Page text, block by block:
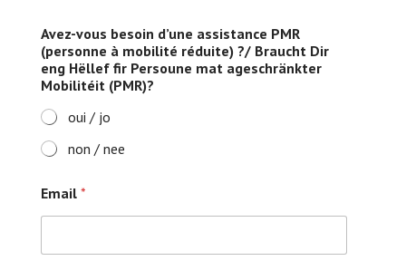
Avez-vous besoin d’une assistance PMR
(personne à mobilité réduite) ?/ Braucht Dir
eng Hëllef fir Persoune mat ageschränkter
Mobilitéit (PMR)?
oui / jo
non / nee
Email *